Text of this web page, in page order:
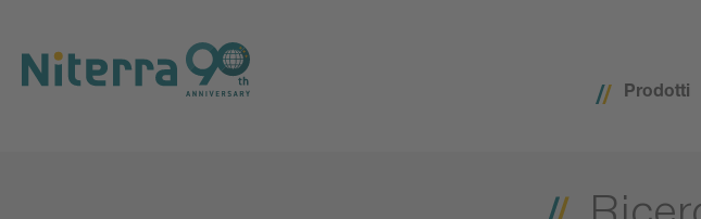
main
navigation
main
content
footer
Prodotti